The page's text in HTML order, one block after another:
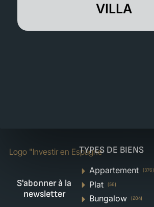
VILLA
S'abonner à la
newsletter
TYPES DE BIENS
Appartement (376)
Plat (56)
Bungalow (204)